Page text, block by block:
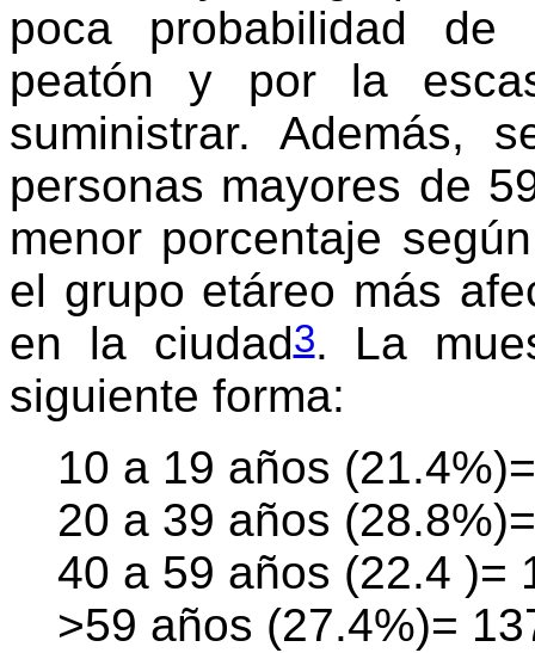
poca probabilidad de
peatón y por la
suministrar. Además,
personas mayores de
menor porcentaje
el grupo etáreo más
en la ciudad3. La
siguiente forma:
10 a 19 años
20 a 39 años
40 a 59 años (22.4 )=
>59 años (27.4%)=